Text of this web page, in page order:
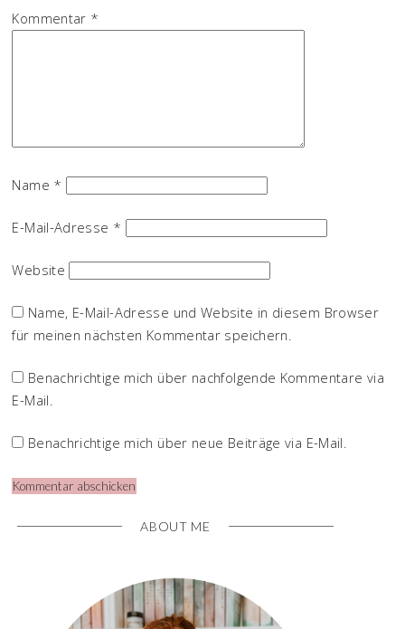
Kommentar *
Name *
E-Mail-Adresse *
Website
Name, E-Mail-Adresse und Website in diesem Browser
für meinen nächsten Kommentar speichern.
Benachrichtige mich über nachfolgende Kommentare via
E-Mail.
Benachrichtige mich über neue Beiträge via E-Mail.
ABOUT ME